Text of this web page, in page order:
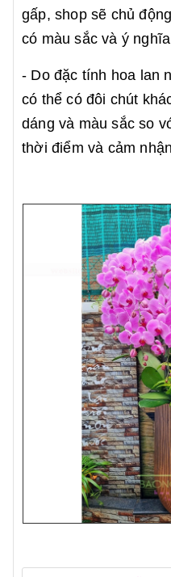
gấp, shop sẽ chủ
có màu sắc và ý
- Do đặc tính hoa lan
có thể có đôi chút
dáng và màu sắc so
thời điểm và cảm